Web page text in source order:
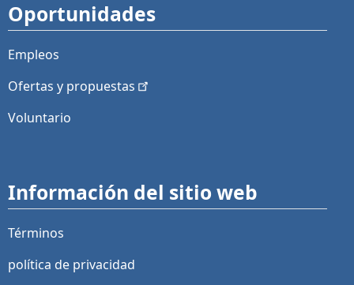
Oportunidades
Empleos
Ofertas y propuestas
Voluntario
Información del sitio web
Términos
política de privacidad